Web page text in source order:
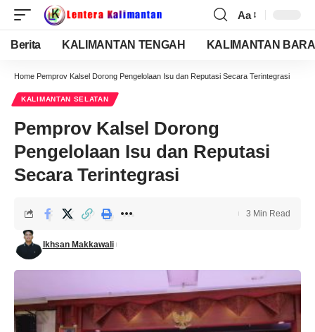
Aa
Berita KALIMANTAN TENGAH KALIMANTAN
Home Pemprov Kalsel Dorong Pengelolaan Isu dan Reputasi Secara Terintegrasi
KALIMANTAN SELATAN
Pemprov Kalsel Dorong
Pengelolaan Isu dan Reputasi
Secara Terintegrasi
Ikhsan Makkawali
3 Min Read